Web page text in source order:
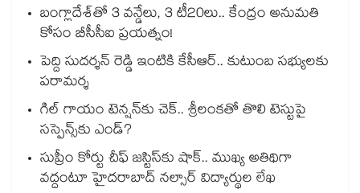
బంగ్లాదేశ్⁬తో 3 వన్డేలు, 3 టీ20లు.. కేంద్రం అనుమతి
కోసం బీసీసీఐ ప్రయత్నం!
పెద్ది సుదర్శన్ రెడ్డి ఇంటికి కేసీఆర్.. కుటుంబ సభ్యులకు
పరామర్శ
గిల్ గాయం టెన్షన్‌కు చెక్.. శ్రీలంకతో తొలి టెస్టుపై
సస్పెన్స్‌కు ఎండ్?
సుప్రీం కోర్టు చీఫ్ జస్టిస్⁭కు షాక్.. ముఖ్య అతిథిగా
వద్దంటూ హైదరాబాద్ నల్సార్ విద్యార్థుల లేఖ